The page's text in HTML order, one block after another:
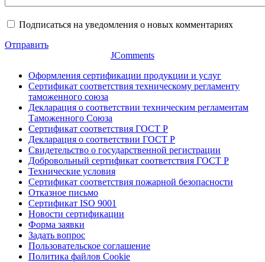
Подписаться на уведомления о новых комментариях
Отправить
JComments
Оформления сертификации продукции и услуг
Сертификат соответствия техническому регламенту
таможенного союза
Декларация о соответствии техническим регламентам
Таможенного Союза
Сертификат соответствия ГОСТ Р
Декларация о соответствии ГОСТ Р
Свидетельство о государственной регистрации
Добровольный сертификат соответствия ГОСТ Р
Технические условия
Сертификат соответствия пожарной безопасности
Отказное письмо
Сертификат ISO 9001
Новости сертификации
Форма заявки
Задать вопрос
Пользовательское соглашение
Политика файлов Cookie